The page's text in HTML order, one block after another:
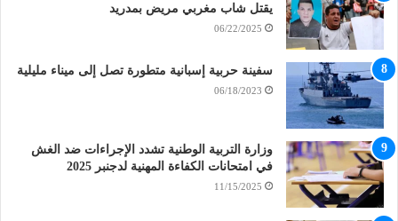
يقتل شاب مغربي مريض بمدريد
06/22/2025
سفينة حربية إسبانية متطورة تصل إلى ميناء مليلية
06/18/2023
وزارة التربية الوطنية تشدد الإجراءات ضد الغش
في امتحانات الكفاءة المهنية لدجنبر 2025
11/15/2025